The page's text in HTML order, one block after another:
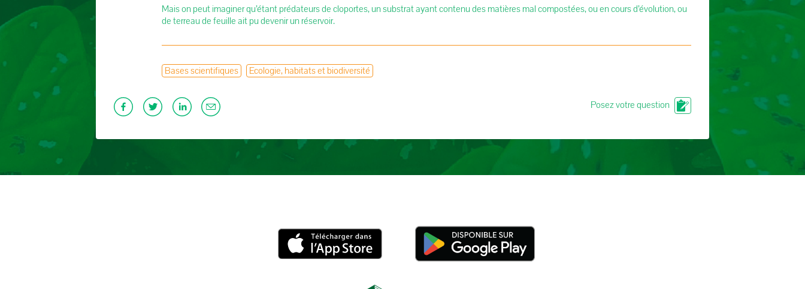
Mais on peut imaginer qu’étant prédateurs de cloportes, un substrat ayant contenu des matières mal compostées, ou en cours d’évolution, ou
de terreau de feuille ait pu devenir un réservoir.
Bases scientifiques Ecologie, habitats et biodiversité
Posez votre question